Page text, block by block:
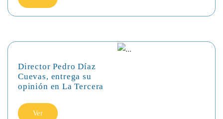
Director Pedro Díaz
Cuevas, entrega su
opinión en La Tercera
Ver